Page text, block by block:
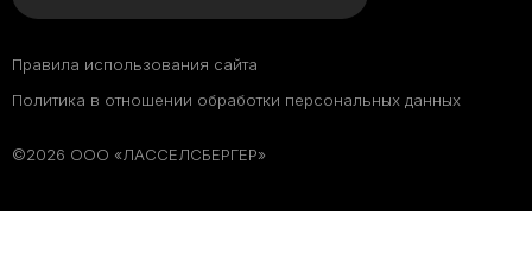
©2026 ООО «ЛАССЕЛСБЕРГЕР»
Правила использования сайта
Политика в отношении обработки персональных данных